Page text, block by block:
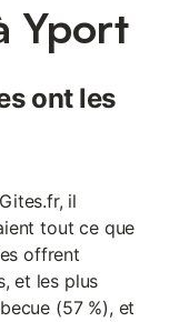
Yport
ont les
il
tout ce que
offrent
et les plus
(57 %), et